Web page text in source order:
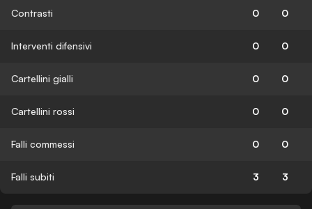
Contrasti 0 0
Interventi difensivi 0 0
Cartellini gialli 0 0
Cartellini rossi 0 0
Falli commessi 0 0
Falli subiti 3 3